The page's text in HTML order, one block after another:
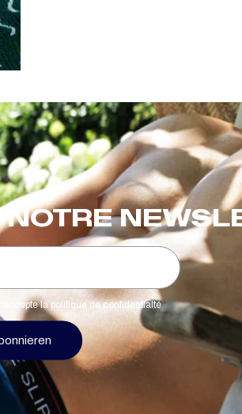
la politique de confidentialté